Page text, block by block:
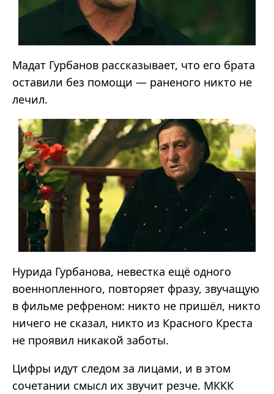
Мадат Гурбанов рассказывает, что его брата
оставили без помощи — раненого никто не
лечил.
Нурида Гурбанова, невестка ещё одного
военнопленного, повторяет фразу, звучащую
в фильме рефреном: никто не пришёл, никто
ничего не сказал, никто из Красного Креста
не проявил никакой заботы.
Цифры идут следом за лицами, и в этом
сочетании смысл их звучит резче. МККК